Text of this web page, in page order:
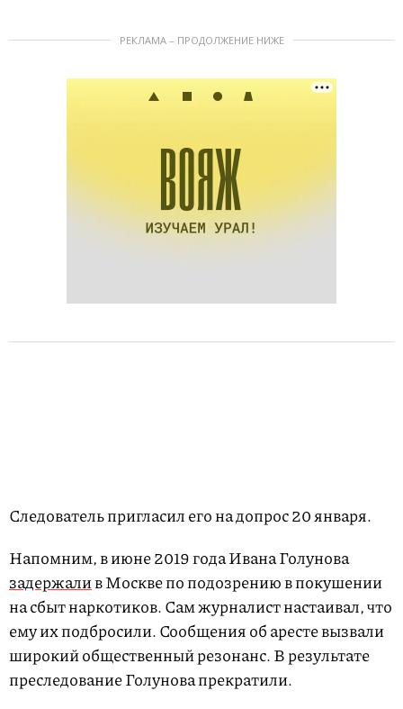
РЕКЛАМА – ПРОДОЛЖЕНИЕ НИЖЕ
Следователь пригласил его на допрос 20 января.
Напомним, в июне 2019 года Ивана Голунова
задержалив Москве по подозрению в покушении
на сбыт наркотиков. Сам журналист настаивал, что
ему их подбросили. Сообщения об аресте вызвали
широкий общественный резонанс. В результате
преследование Голунова прекратили.